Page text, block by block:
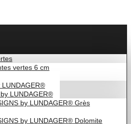
vertes 6 cm
LUNDAGER®
LUNDAGER®
by LUNDAGER® Grès
by LUNDAGER® Dolomite